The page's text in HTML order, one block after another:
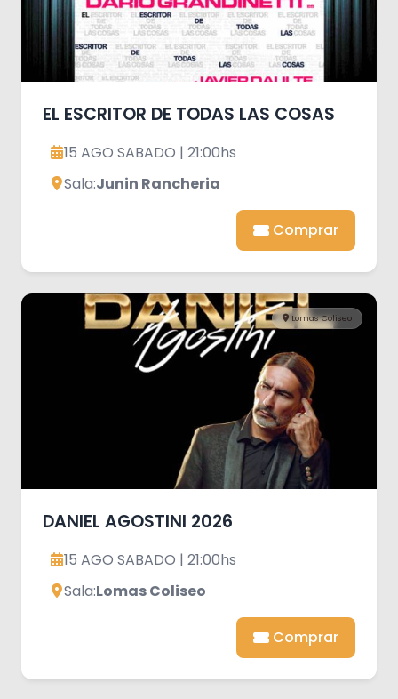
EL ESCRITOR DE TODAS LAS COSAS
15 AGO SABADO | 21:00hs
Sala:Junin Rancheria
Comprar
Lomas Coliseo
DANIEL AGOSTINI 2026
15 AGO SABADO | 21:00hs
Sala:Lomas Coliseo
Comprar